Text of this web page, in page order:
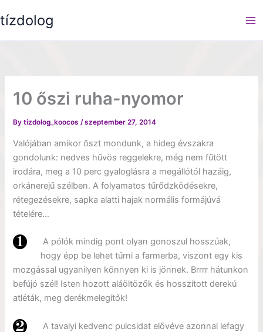
to
tízdolog
10 őszi ruha-nyomor
Bytizdolog_koocos/szeptember 27, 2014
Valójában amikor őszt mondunk, a hideg évszakra
gondolunk: nedves hűvös reggelekre, még nem fűtött
irodára, meg a 10 perc gyaloglásra a megállótól hazáig,
orkánerejű szélben. A folyamatos tűrődzködésekre,
rétegezésekre, sapka alatti hajak normális formájúvá
tételére…
A pólók mindig pont olyan gonoszul hosszúak,
hogy épp be lehet tűrni a farmerba, viszont egy kis
mozgással ugyanilyen könnyen ki is jönnek. Brrrr hátunkon
befújó szél! Isten hozott aláöltözők és hosszított derekú
atléták, meg derékmelegítők!
A tavalyi kedvenc pulcsidat elővéve azonnal lefagy